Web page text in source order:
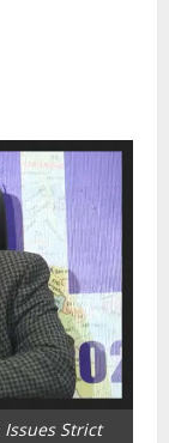
Issues Strict